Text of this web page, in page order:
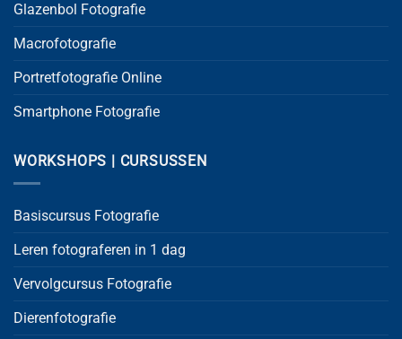
Glazenbol Fotografie
Macrofotografie
Portretfotografie Online
Smartphone Fotografie
WORKSHOPS | CURSUSSEN
Basiscursus Fotografie
Leren fotograferen in 1 dag
Vervolgcursus Fotografie
Dierenfotografie